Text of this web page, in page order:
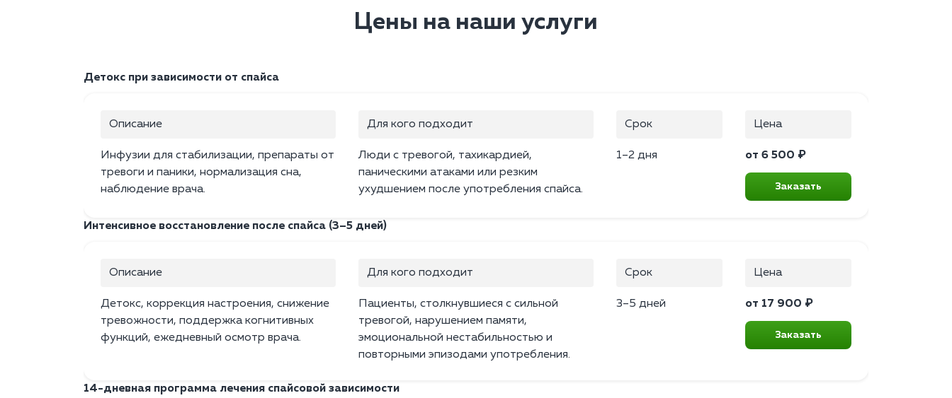
Цены на наши услуги
Детокс при зависимости от спайса
Описание
Инфузии для стабилизации, препараты от
тревоги и паники, нормализация сна,
наблюдение врача.
Для кого подходит
Люди с тревогой, тахикардией,
паническими атаками или резким
ухудшением после употребления спайса.
Срок
1–2 дня
Цена
от 6 500 ₽
Заказать
Интенсивное восстановление после спайса (3–5 дней)
Описание
Детокс, коррекция настроения, снижение
тревожности, поддержка когнитивных
функций, ежедневный осмотр врача.
Для кого подходит
Пациенты, столкнувшиеся с сильной
тревогой, нарушением памяти,
эмоциональной нестабильностью и
повторными эпизодами употребления.
Срок
3–5 дней
Цена
от 17 900 ₽
Заказать
14-дневная программа лечения спайсовой зависимости